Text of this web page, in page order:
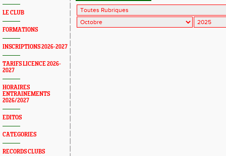
LE CLUB
FORMATIONS
INSCRIPTIONS 2026-2027
TARIFS LICENCE 2026-
2027
HORAIRES
ENTRAINEMENTS
2026/2027
EDITOS
CATEGORIES
RECORDS CLUBS